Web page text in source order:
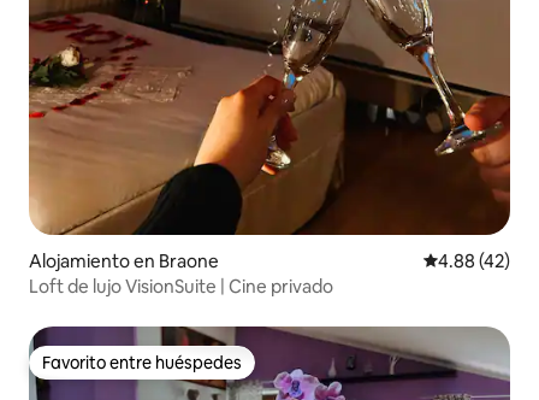
Alojamiento en Braone Calificación
4.88 (42)
Loft de lujo VisionSuite | Cine privado
Favorito entre huéspedes
Favorito entre huéspedes